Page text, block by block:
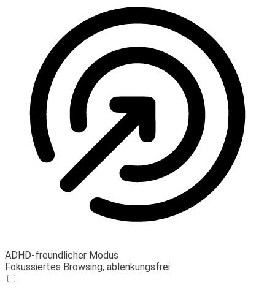
ADHD-freundlicher Modus
Fokussiertes Browsing, ablenkungsfrei